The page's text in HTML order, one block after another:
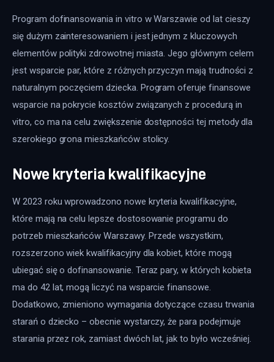
Program dofinansowania in vitro w Warszawie od lat cieszy
się dużym zainteresowaniem i jest jednym z kluczowych
elementów polityki zdrowotnej miasta. Jego głównym celem
jest wsparcie par, które z różnych przyczyn mają trudności z
naturalnym poczęciem dziecka. Program oferuje finansowe
wsparcie na pokrycie kosztów związanych z procedurą in
vitro, co ma na celu zwiększenie dostępności tej metody dla
szerokiego grona mieszkańców stolicy.
Nowe kryteria kwalifikacyjne
W 2023 roku wprowadzono nowe kryteria kwalifikacyjne,
które mają na celu lepsze dostosowanie programu do
potrzeb mieszkańców Warszawy. Przede wszystkim,
rozszerzono wiek kwalifikacyjny dla kobiet, które mogą
ubiegać się o dofinansowanie. Teraz pary, w których kobieta
ma do 42 lat, mogą liczyć na wsparcie finansowe.
Dodatkowo, zmieniono wymagania dotyczące czasu trwania
starań o dziecko – obecnie wystarczy, że para podejmuje
starania przez rok, zamiast dwóch lat, jak to było wcześniej.